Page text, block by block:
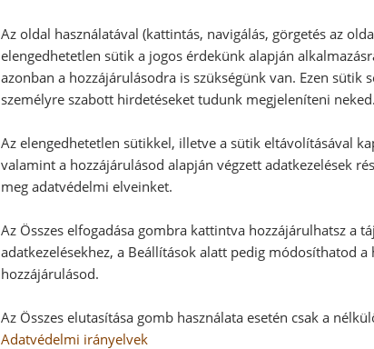
Sütési idő: kb.
Kérjük, vegye
A kifliket a
langyosan
A kifli jól
megadott
Az oldal használatával (kattintás, navigálás, görgetés az
elengedhetetlen sütik a jogos érdekünk alapján
azonban a hozzájárulásodra is szükségünk van. Ezen sütik
személyre szabott hirdetéseket tudunk megjeleníteni neked.
Az elengedhetetlen sütikkel, illetve a sütik eltávolításával
valamint a hozzájárulásod alapján végzett adatkezelések
meg adatvédelmi elveinket.
Az Összes elfogadása gombra kattintva hozzájárulhatsz a
adatkezelésekhez, a Beállítások alatt pedig módosíthatod
hozzájárulásod.
Az Összes elutasítása gomb használata esetén csak a
Adatvédelmi irányelvek